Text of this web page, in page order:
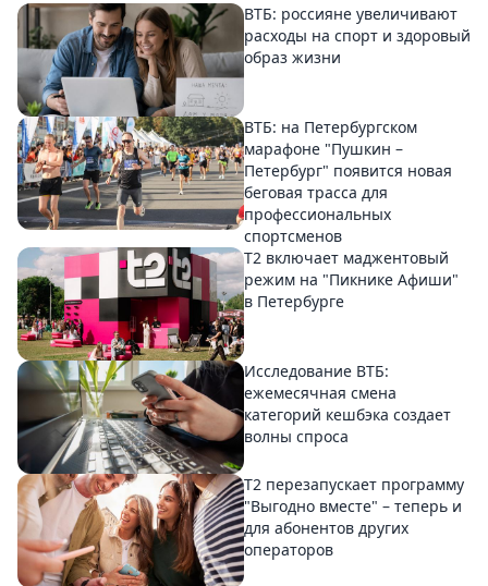
ВТБ: россияне увеличивают
расходы на спорт и здоровый
образ жизни
ВТБ: на Петербургском
марафоне "Пушкин –
Петербург" появится новая
беговая трасса для
профессиональных
спортсменов
Т2 включает маджентовый
режим на "Пикнике Афиши"
в Петербурге
Исследование ВТБ:
ежемесячная смена
категорий кешбэка создает
волны спроса
Т2 перезапускает программу
"Выгодно вместе" – теперь и
для абонентов других
операторов